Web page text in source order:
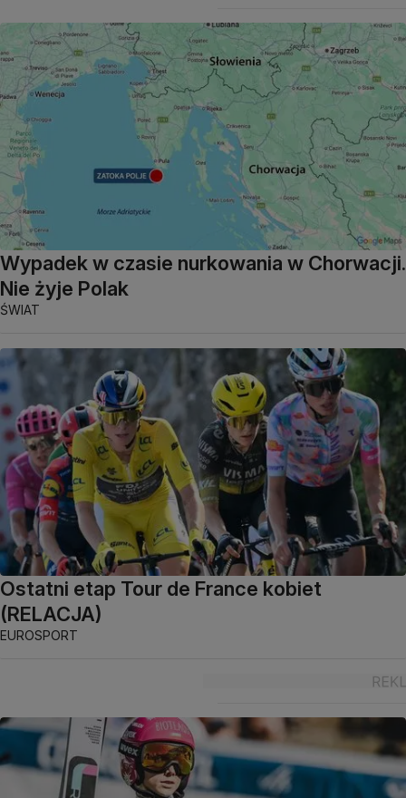
Wypadek w czasie nurkowania w Chorwacji.
Nie żyje Polak
ŚWIAT
Ostatni etap Tour de France kobiet
(RELACJA)
EUROSPORT